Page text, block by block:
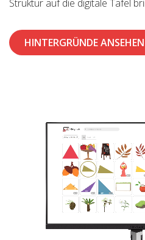
Struktur auf die digitale Tafel
HINTERGRÜNDE ANSEHEN